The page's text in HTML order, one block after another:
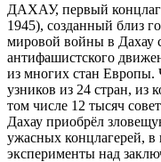
ДАХАУ, первый
1945), созданный близ
мировой войны в Дахау
антифашистского
из многих стан Европы.
узников из 24 стран, из
том числе 12 тысяч
Дахау приобрёл
ужасных концлагерей, в
эксперименты над